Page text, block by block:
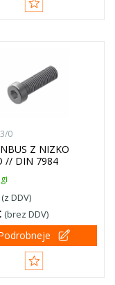
0
Z NIZKO
// DIN 7984
(z DDV)
(brez DDV)